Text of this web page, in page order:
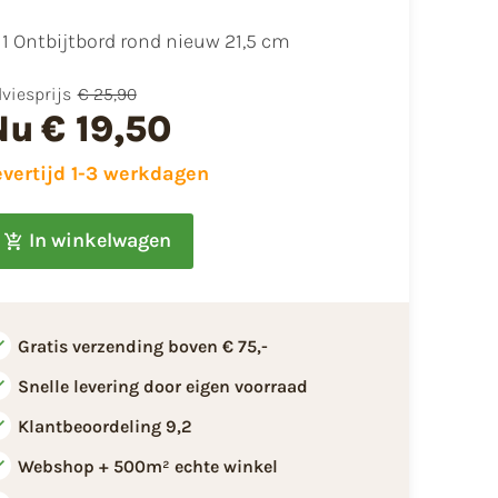
1 Ontbijtbord rond nieuw 21,5 cm
€ 25,90
€ 19,50
1-3 werkdagen
In winkelwagen
Gratis verzending boven € 75,-
Snelle levering door eigen voorraad
Klantbeoordeling 9,2
Webshop + 500m² echte winkel